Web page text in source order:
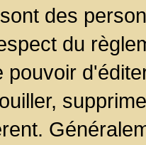
des
du
pouvoir